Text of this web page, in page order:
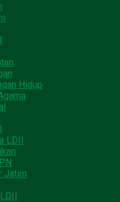
Hidup
LDII
Jatim